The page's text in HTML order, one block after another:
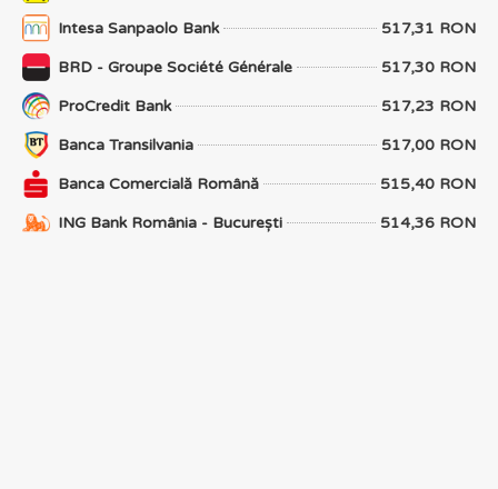
Intesa Sanpaolo Bank 517,31 RON
BRD - Groupe Société Générale 517,30 RON
ProCredit Bank 517,23 RON
Banca Transilvania 517,00 RON
Banca Comercială Română 515,40 RON
ING Bank România - București 514,36 RON